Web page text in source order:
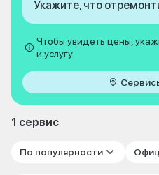
Укажите, что
Чтобы увидеть цены,
и услугу
1 сервис
По популярности